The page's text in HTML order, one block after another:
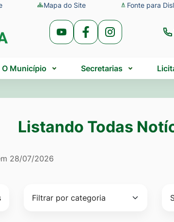
Mapa do Site Fonte para
Acessar
Rede
Social
Youtube
Acessar
Rede
Social
Facebook
Acessar
Rede
Social
Instagram
O Município Secretarias
Listando Todas
Todas
28/07/2026